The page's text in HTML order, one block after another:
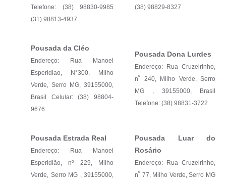
Telefone: (38) 98830-9985
(31) 98813-4937
(38) 98829-8327
Pousada da Cléo
Endereço: Rua Manoel
Esperidiao, N°300, Milho
Verde, Serro MG, 39155000,
Brasil Celular: (38) 98804-
9676
Pousada Dona Lurdes
Endereço: Rua Cruzeirinho,
nº
240, Milho Verde, Serro
MG , 39155000, Brasil
Telefone: (38) 98831-3722
Pousada Estrada Real
Endereço: Rua Manoel
Esperidião, nº 229, Milho
Verde, Serro MG , 39155000,
Pousada Luar do
Rosário
Endereço: Rua Cruzeirinho,
nº 77, Milho Verde, Serro MG